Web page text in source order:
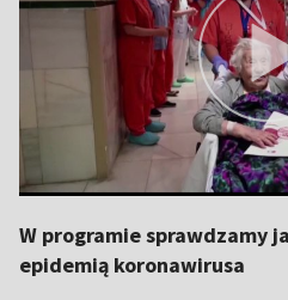
W programie sprawdzamy
epidemią koronawirusa